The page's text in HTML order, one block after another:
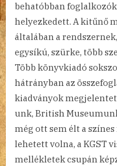
behatóbban
helyezkedett. A kitűnő
általában a
egysíkú, szürke, több
Több könyvkiadó
hátrányban az
kiadványok
unk, British
még ott sem élt a
lehetett volna, a KGST
mellékletek csupán